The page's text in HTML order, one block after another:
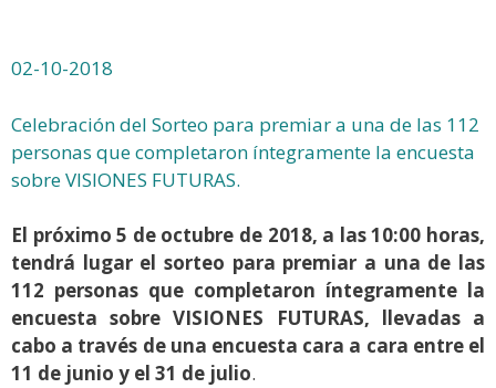
02-10-2018
Celebración del Sorteo para premiar a una de las 112
personas que completaron íntegramente la encuesta
sobre VISIONES FUTURAS.
El próximo 5 de octubre de 2018, a las 10:00 horas,
tendrá lugar el sorteo para premiar a una de las
112 personas que completaron íntegramente la
encuesta sobre VISIONES FUTURAS, llevadas a
cabo a través de una encuesta cara a cara entre el
11 de junio y el 31 de julio.